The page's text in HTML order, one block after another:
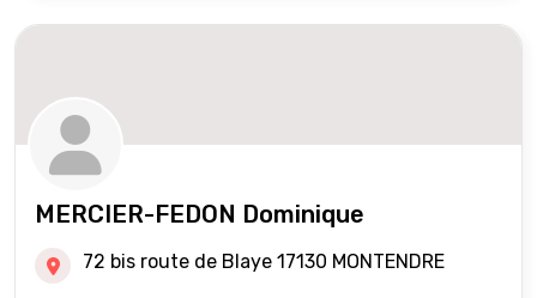
MERCIER-FEDON Dominique
72 bis route de Blaye 17130 MONTENDRE